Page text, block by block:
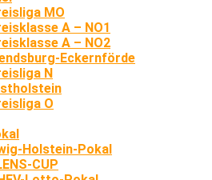
MO
A – NO1
A – NO2
Eckernförde
N
O
Holstein-Pokal
CUP